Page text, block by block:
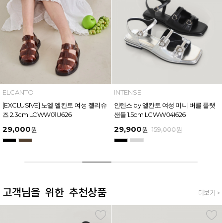
INTENSE
인텐스 by 엘칸토 여성 미니 버클 플랫
샌들 1.5cm LCWW04I626
29,900원
MAZZ
마쯔 by 엘칸토 여성 링크 장식 플랫폼
샌들 6cm LCWW50M626
54,400원 169,000원
고객님을 위한 추천상품 더보기 >